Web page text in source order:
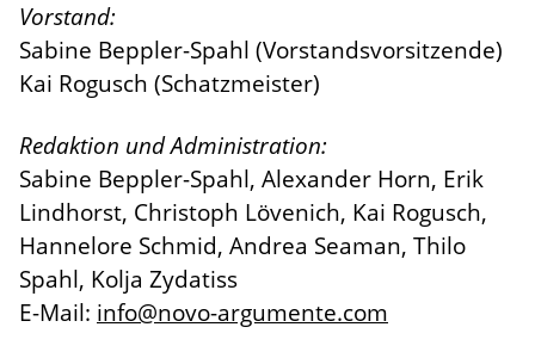
Vorstand:
Sabine Beppler-Spahl (Vorstandsvorsitzende)
Kai Rogusch (Schatzmeister)
Redaktion und Administration:
Sabine Beppler-Spahl, Alexander Horn, Erik
Lindhorst, Christoph Lövenich, Kai Rogusch,
Hannelore Schmid, Andrea Seaman, Thilo
Spahl, Kolja Zydatiss
E-Mail: info@novo-argumente.com